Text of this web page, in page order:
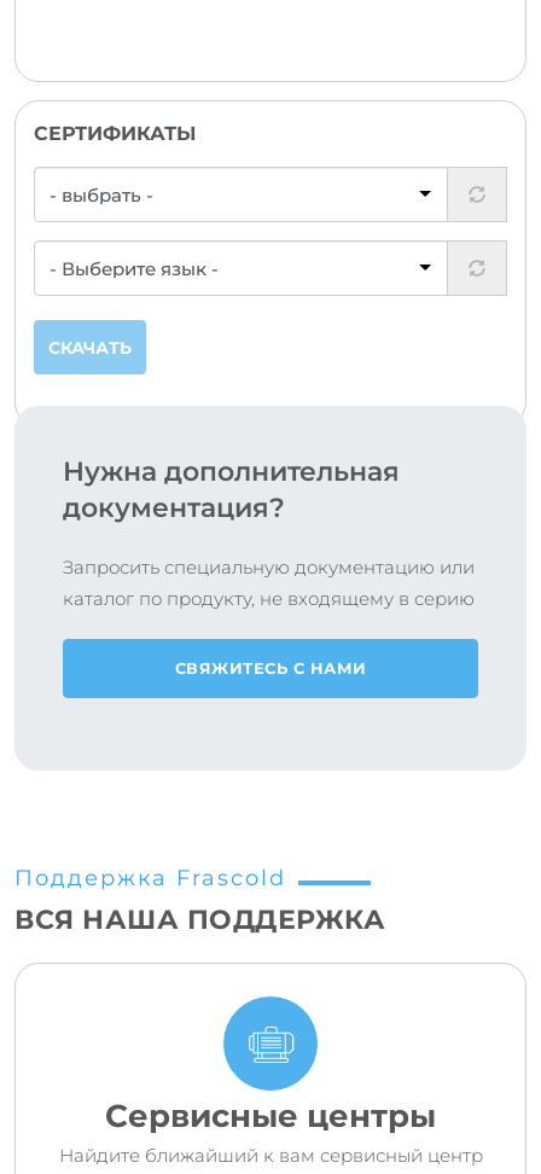
СЕРТИФИКАТЫ
СКАЧАТЬ
Нужна дополнительная
документация?
Запросить специальную документацию или
каталог по продукту, не входящему в серию
СВЯЖИТЕСЬ С НАМИ
Поддержка Frascold
ВСЯ НАША ПОДДЕРЖКА
Сервисные центры
Найдите ближайший к вам сервисный центр